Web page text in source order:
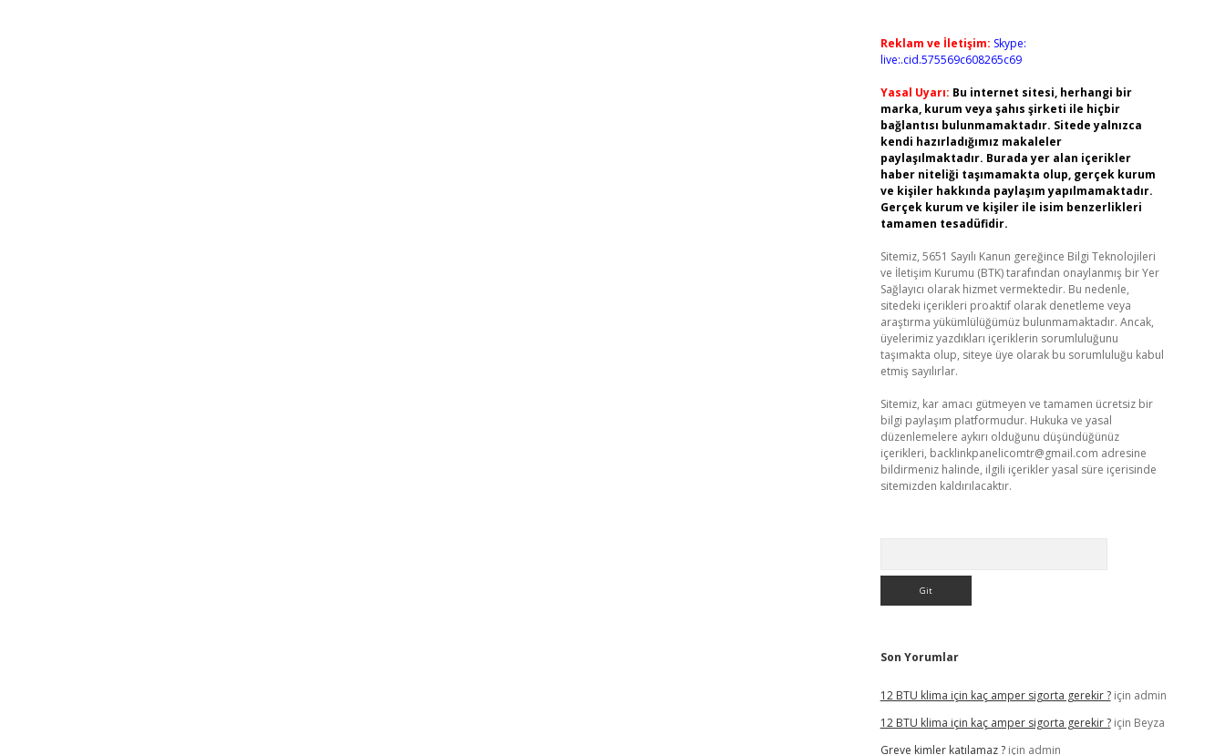
Reklam ve İletişim: Skype:
live:.cid.575569c608265c69
Yasal Uyarı: Bu internet sitesi, herhangi bir
marka, kurum veya şahıs şirketi ile hiçbir
bağlantısı bulunmamaktadır. Sitede yalnızca
kendi hazırladığımız makaleler
paylaşılmaktadır. Burada yer alan içerikler
haber niteliği taşımamakta olup, gerçek kurum
ve kişiler hakkında paylaşım yapılmamaktadır.
Gerçek kurum ve kişiler ile isim benzerlikleri
tamamen tesadüfidir.
Sitemiz, 5651 Sayılı Kanun gereğince Bilgi Teknolojileri
ve İletişim Kurumu (BTK) tarafından onaylanmış bir Yer
Sağlayıcı olarak hizmet vermektedir. Bu nedenle,
sitedeki içerikleri proaktif olarak denetleme veya
araştırma yükümlülüğümüz bulunmamaktadır. Ancak,
üyelerimiz yazdıkları içeriklerin sorumluluğunu
taşımakta olup, siteye üye olarak bu sorumluluğu kabul
etmiş sayılırlar.
Sitemiz, kar amacı gütmeyen ve tamamen ücretsiz bir
bilgi paylaşım platformudur. Hukuka ve yasal
düzenlemelere aykırı olduğunu düşündüğünüz
içerikleri, backlinkpanelicomtr@gmail.com adresine
bildirmeniz halinde, ilgili içerikler yasal süre içerisinde
sitemizden kaldırılacaktır.
Son Yorumlar
12 BTU klima için kaç amper sigorta gerekir ?için admin
12 BTU klima için kaç amper sigorta gerekir ?için Beyza
Greve kimler katılamaz ?için admin